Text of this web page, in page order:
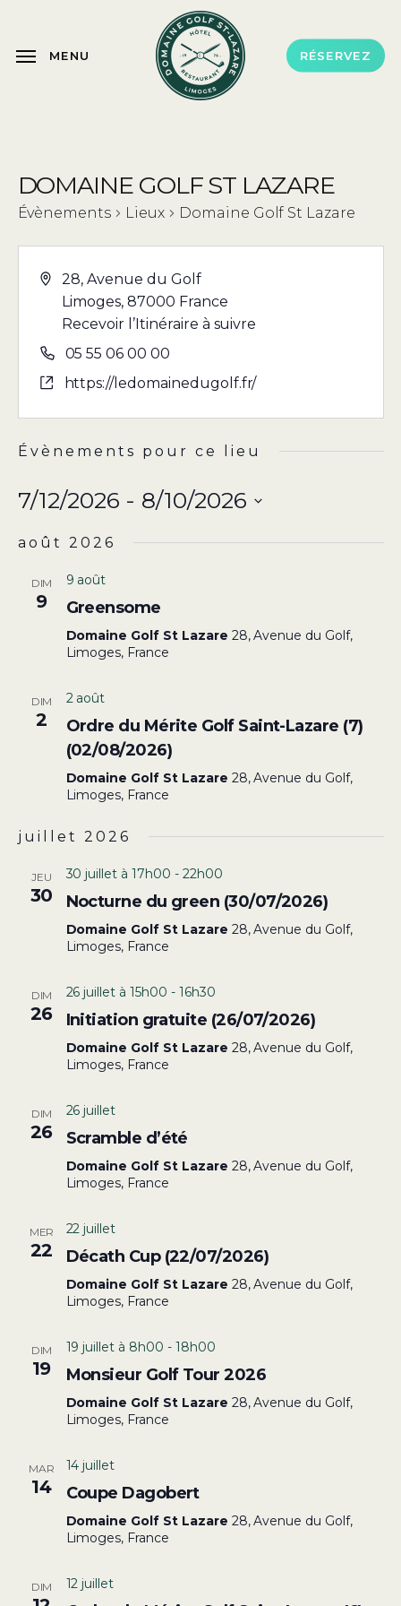
main
RÉSERVEZ
MENU
DOMAINE GOLF ST LAZARE
Évènements Lieux Domaine Golf St Lazare
28, Avenue du Golf
Limoges, 87000 France
Recevoir l’Itinéraire à suivre
05 55 06 00 00
https://ledomainedugolf.fr/
Évènements pour ce lieu
7/12/2026 - 8/10/2026
une
date.
août 2026
DIM
9
9 août
Greensome
Domaine Golf St Lazare 28, Avenue du Golf,
Limoges, France
DIM
2
2 août
Ordre du Mérite Golf Saint-Lazare (7)
(02/08/2026)
Domaine Golf St Lazare 28, Avenue du Golf,
Limoges, France
juillet 2026
JEU
30
30 juillet à 17h00 - 22h00
Nocturne du green (30/07/2026)
Domaine Golf St Lazare 28, Avenue du Golf,
Limoges, France
DIM
26
26 juillet à 15h00 - 16h30
Initiation gratuite (26/07/2026)
Domaine Golf St Lazare 28, Avenue du Golf,
Limoges, France
DIM
26
26 juillet
Scramble d’été
Domaine Golf St Lazare 28, Avenue du Golf,
Limoges, France
MER
22
22 juillet
Décath Cup (22/07/2026)
Domaine Golf St Lazare 28, Avenue du Golf,
Limoges, France
DIM
19
19 juillet à 8h00 - 18h00
Monsieur Golf Tour 2026
Domaine Golf St Lazare 28, Avenue du Golf,
Limoges, France
MAR
14
14 juillet
Coupe Dagobert
Domaine Golf St Lazare 28, Avenue du Golf,
Limoges, France
DIM 12 juillet